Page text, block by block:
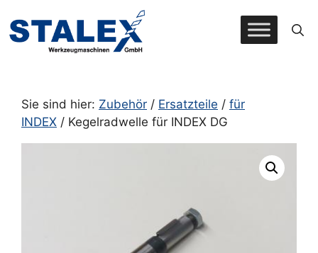
Inhalt
springen
Sie sind hier: Zubehör / Ersatzteile / für
INDEX / Kegelradwelle für INDEX DG